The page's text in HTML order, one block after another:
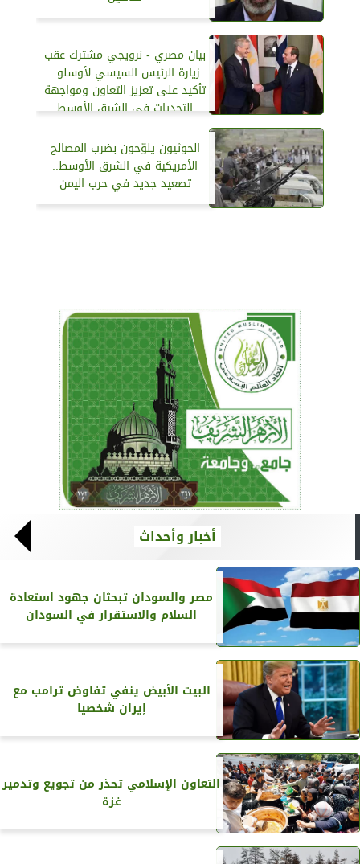
بيان مصري - نرويجي مشترك عقب
زيارة الرئيس السيسي لأوسلو..
تأكيد على تعزيز التعاون ومواجهة
التحديات في الشرق الأوسط
الحوثيون يلوّحون بضرب المصالح
الأمريكية في الشرق الأوسط..
تصعيد جديد في حرب اليمن
أخبار وأحداث
مصر والسودان تبحثان جهود استعادة
السلام والاستقرار في السودان
البيت الأبيض ينفي تفاوض ترامب مع
إيران شخصيا
التعاون الإسلامي تحذر من تجويع وتدمير
غزة